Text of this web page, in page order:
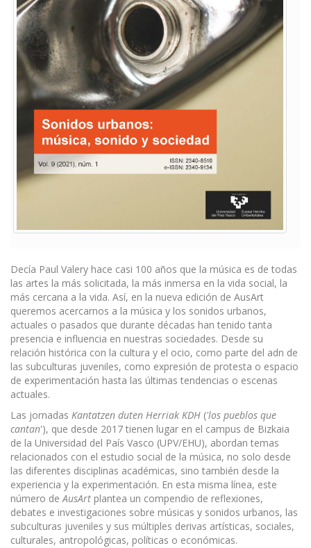
Decía Paul Valery hace casi 100 años que la música es de todas
las artes la más solicitada, la más inmersa en la vida social, la
más cercana a la vida. Así, en la nueva edición de AusArt
queremos acercarnos a la música y los sonidos urbanos,
actuales o pasados que durante décadas han tenido tanta
presencia e influencia en nuestras sociedades. Desde su
relación histórica con la cultura y el ocio, como parte del adn de
las subculturas juveniles, como expresión de protesta o espacio
de experimentación hasta las últimas tendencias o escenas
actuales.
Las jornadas Kantatzen duten Herriak KDH ('los pueblos que
cantan'), que desde 2017 tienen lugar en el campus de Bizkaia
de la Universidad del País Vasco (UPV/EHU), abordan temas
relacionados con el estudio social de la música, no solo desde
las diferentes disciplinas académicas, sino también desde la
experiencia y la experimentación. En esta misma línea, este
número deAusArt plantea un compendio de reflexiones,
debates e investigaciones sobre músicas y sonidos urbanos, las
subculturas juveniles y sus múltiples derivas artísticas, sociales,
culturales, antropológicas, políticas o económicas.